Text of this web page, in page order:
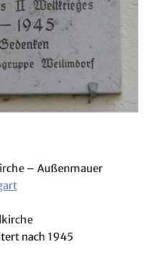
– Außenmauer
nach 1945